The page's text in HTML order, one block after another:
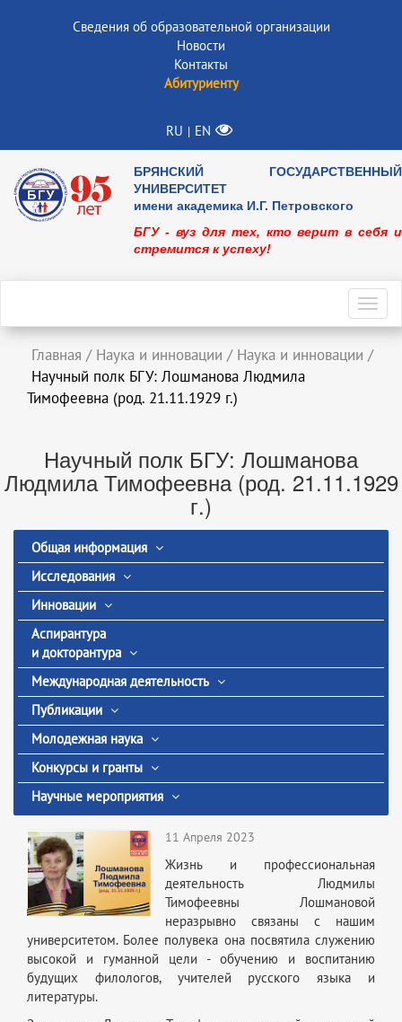
Сведения об образовательной организации
Новости
Контакты
Абитуриенту
RU | EN
БРЯНСКИЙ ГОСУДАРСТВЕННЫЙ
УНИВЕРСИТЕТ
имени академика И.Г. Петровского
БГУ - вуз для тех, кто верит в себя и
стремится к успеху!
Главная / Наука и инновации / Наука и инновации /
Научный полк БГУ: Лошманова Людмила
Тимофеевна (род. 21.11.1929 г.)
Научный полк БГУ: Лошманова
Людмила Тимофеевна (род. 21.11.1929
г.)
Общая информация
Исследования
Инновации
Аспирантура
и докторантура
Международная деятельность
Публикации
Молодежная наука
Конкурсы и гранты
Научные мероприятия
11 Апреля 2023
Жизнь и профессиональная
деятельность Людмилы
Тимофеевны Лошмановой
неразрывно связаны с нашим
университетом. Более полувека она посвятила служению
высокой и гуманной цели - обучению и воспитанию
будущих филологов, учителей русского языка и
литературы.